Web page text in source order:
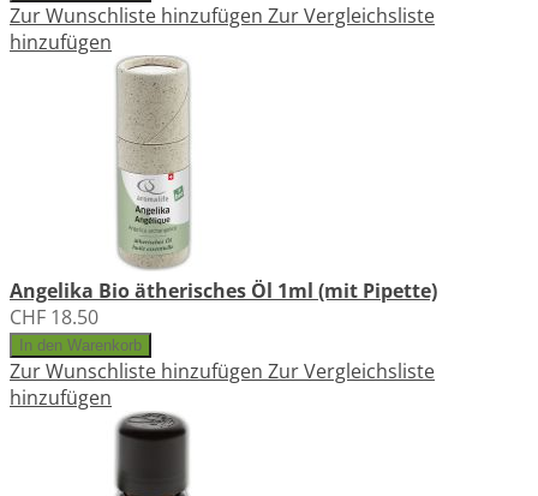
Zur Wunschliste hinzufügen Zur Vergleichsliste
hinzufügen
Angelika Bio ätherisches Öl 1ml (mit Pipette)
CHF 18.50
In den Warenkorb
Zur Wunschliste hinzufügen Zur Vergleichsliste
hinzufügen